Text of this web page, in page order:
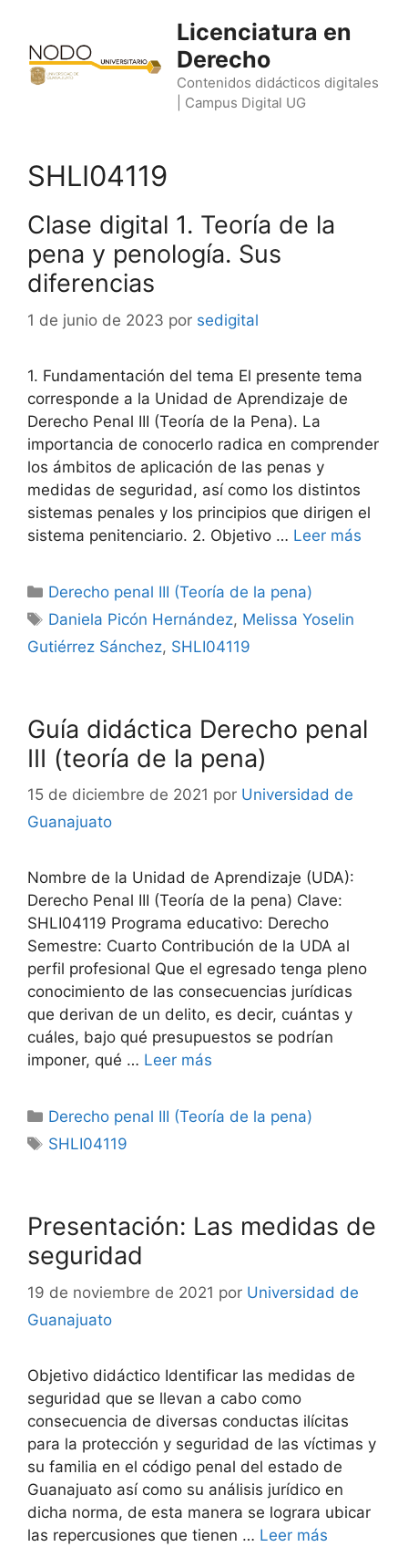
contenido
Licenciatura en
Derecho
Contenidos didácticos digitales
| Campus Digital UG
SHLI04119
Clase digital 1. Teoría de la
pena y penología. Sus
diferencias
1 de junio de 2023 por sedigital
1. Fundamentación del tema El presente tema
corresponde a la Unidad de Aprendizaje de
Derecho Penal III (Teoría de la Pena). La
importancia de conocerlo radica en comprender
los ámbitos de aplicación de las penas y
medidas de seguridad, así como los distintos
sistemas penales y los principios que dirigen el
sistema penitenciario. 2. Objetivo … Leer más
Categorías
Derecho penal III (Teoría de la pena)
Etiquetas
Daniela Picón Hernández, Melissa Yoselin
Gutiérrez Sánchez, SHLI04119
Guía didáctica Derecho penal
III (teoría de la pena)
15 de diciembre de 2021 por Universidad de
Guanajuato
Nombre de la Unidad de Aprendizaje (UDA):
Derecho Penal III (Teoría de la pena) Clave:
SHLI04119 Programa educativo: Derecho
Semestre: Cuarto Contribución de la UDA al
perfil profesional Que el egresado tenga pleno
conocimiento de las consecuencias jurídicas
que derivan de un delito, es decir, cuántas y
cuáles, bajo qué presupuestos se podrían
imponer, qué … Leer más
Categorías
Derecho penal III (Teoría de la pena)
Etiquetas
SHLI04119
Presentación: Las medidas de
seguridad
19 de noviembre de 2021 por Universidad de
Guanajuato
Objetivo didáctico Identificar las medidas de
seguridad que se llevan a cabo como
consecuencia de diversas conductas ilícitas
para la protección y seguridad de las víctimas y
su familia en el código penal del estado de
Guanajuato así como su análisis jurídico en
dicha norma, de esta manera se lograra ubicar
las repercusiones que tienen … Leer más